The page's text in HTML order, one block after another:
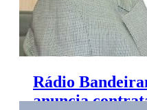
Rádio
anuncia